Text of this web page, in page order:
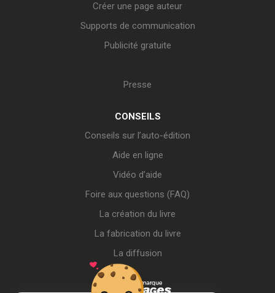
Créer une page auteur
Supports de communication
Publicité gratuite
Presse
CONSEILS
Conseils sur l’auto-édition
Aide en ligne
Vidéo d’aide
Foire aux questions (FAQ)
La création du livre
La fabrication du livre
La diffusion